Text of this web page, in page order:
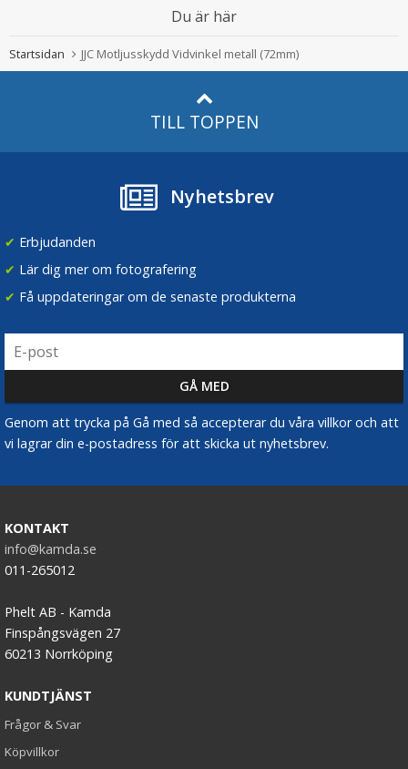
Du är här
Startsidan JJC Motljusskydd Vidvinkel metall (72mm)
TILL TOPPEN
Nyhetsbrev
✔ Erbjudanden
✔ Lär dig mer om fotografering
✔ Få uppdateringar om de senaste produkterna
Genom att trycka på Gå med så accepterar du våra villkor och att
vi lagrar din e-postadress för att skicka ut nyhetsbrev.
KONTAKT
info@kamda.se
011-265012
Phelt AB - Kamda
Finspångsvägen 27
60213 Norrköping
KUNDTJÄNST
Frågor & Svar
Köpvillkor